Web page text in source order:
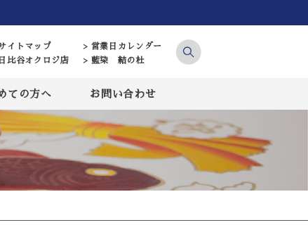
イトマップ
> 営業日カレンダー
比谷オクロジ店
> 藍染 結の杜
ての方へ お問い合わせ